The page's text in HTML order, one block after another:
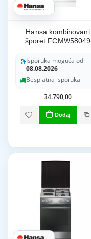
Hansa kombinovani
šporet FCMW58049
Isporuka moguća od
08.08.2026
Besplatna isporuka
34.790,00
Dodaj